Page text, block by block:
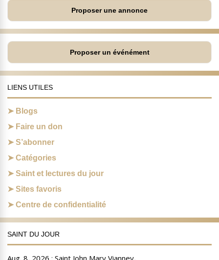
Proposer une annonce
Proposer un événément
LIENS UTILES
Blogs
Faire un don
S’abonner
Catégories
Saint et lectures du jour
Sites favoris
Centre de confidentialité
SAINT DU JOUR